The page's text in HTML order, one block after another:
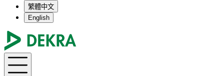
繁體中文
English